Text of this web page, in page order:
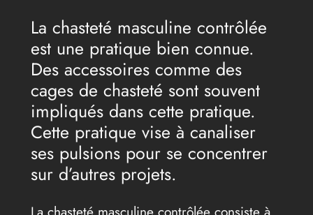
La chasteté masculine contrôlée
est une pratique bien connue.
Des accessoires comme des
cages de chasteté sont souvent
impliqués dans cette pratique.
Cette pratique vise à canaliser
ses pulsions pour se concentrer
sur d’autres projets.